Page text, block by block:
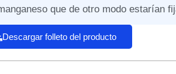
que de otro modo estarían
Descargar folleto del producto